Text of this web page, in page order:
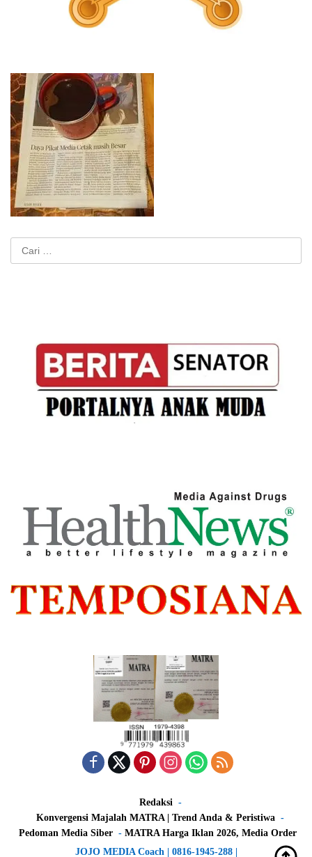
Redaksi
Konvergensi Majalah MATRA | Trend Anda & Peristiwa
Pedoman Media Siber
MATRA Harga Iklan 2026, Media Order
JOJO MEDIA Coach | 0816-1945-288 |